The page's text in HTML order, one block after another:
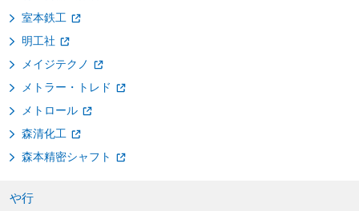
室本鉄工
明工社
メイジテクノ
メトラー・トレド
メトロール
森清化工
森本精密シャフト
や行